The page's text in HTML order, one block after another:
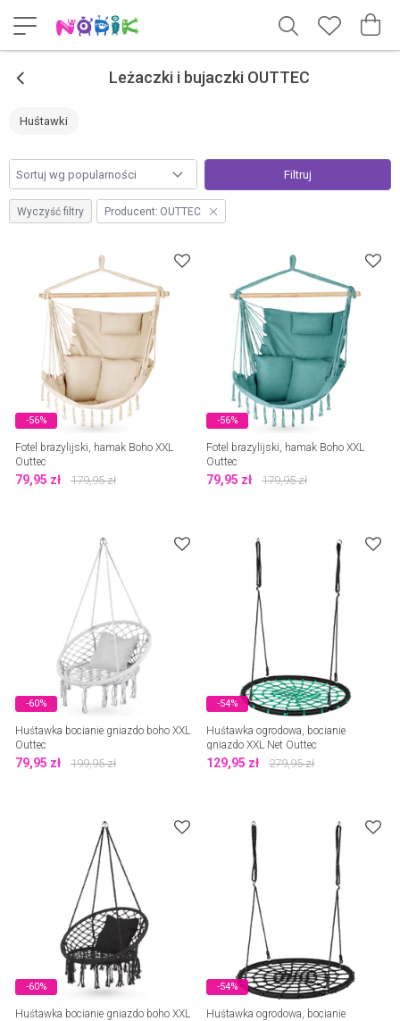
< Leżaczki i bujaczki OUTTEC
Huśtawki
Filtruj
Wyczyść filtry Producent: OUTTEC
-56%
Fotel brazylijski, hamak Boho XXL
Outtec
79,95 zł 179,95zł
-56%
Fotel brazylijski, hamak Boho XXL
Outtec
79,95 zł 179,95zł
-60%
Huśtawka bocianie gniazdo boho XXL
Outtec
79,95 zł 199,95zł
-54%
Huśtawka ogrodowa, bocianie
gniazdo XXL Net Outtec
129,95 zł 279,95zł
-60%
Huśtawka bocianie gniazdo boho XXL
-54%
Huśtawka ogrodowa, bocianie